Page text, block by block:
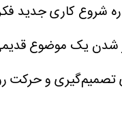
شروع کاری
یک موضوع قدیمی
تصمیم‌گیری و